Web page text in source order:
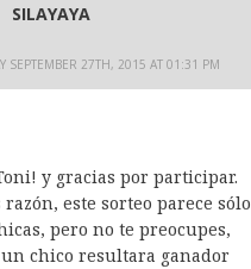
SILAYAYA
SEPTEMBER 27TH, 2015 AT 01:31 PM
y gracias por participar.
razón, este sorteo parece sólo
pero no te preocupes,
chico resultara ganador